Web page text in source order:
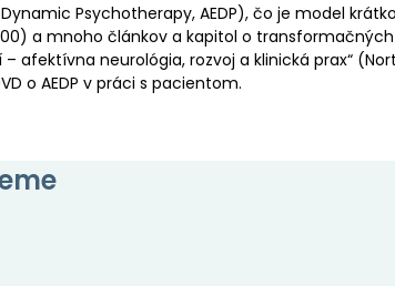
Psychotherapy, AEDP), čo je model
a mnoho článkov a kapitol o
afektívna neurológia, rozvoj a klinická prax“
o AEDP v práci s pacientom.